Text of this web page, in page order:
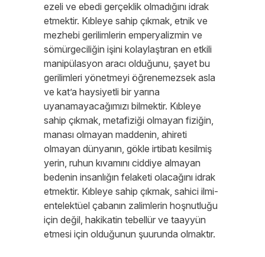
ezeli ve ebedi gerçeklik olmadığını idrak
etmektir. Kıbleye sahip çıkmak, etnik ve
mezhebi gerilimlerin emperyalizmin ve
sömürgeciliğin işini kolaylaştıran en etkili
manipülasyon aracı olduğunu, şayet bu
gerilimleri yönetmeyi öğrenemezsek asla
ve kat’a haysiyetli bir yarına
uyanamayacağımızı bilmektir. Kıbleye
sahip çıkmak, metafiziği olmayan fiziğin,
manası olmayan maddenin, ahireti
olmayan dünyanın, gökle irtibatı kesilmiş
yerin, ruhun kıvamını ciddiye almayan
bedenin insanlığın felaketi olacağını idrak
etmektir. Kıbleye sahip çıkmak, sahici ilmi-
entelektüel çabanın zalimlerin hoşnutluğu
için değil, hakikatin tebellür ve taayyün
etmesi için olduğunun şuurunda olmaktır.